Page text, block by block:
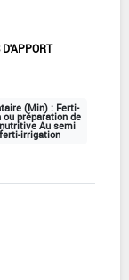
D'APPORT
(Min) : Ferti-
préparation de
Au semi
irrigation